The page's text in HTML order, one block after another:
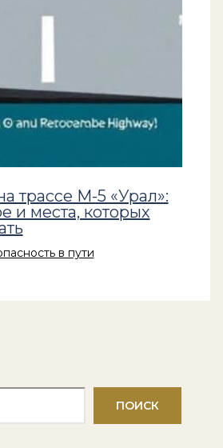
трассе М-5 «Урал»:
и места, которых
в пути
ПОИСК